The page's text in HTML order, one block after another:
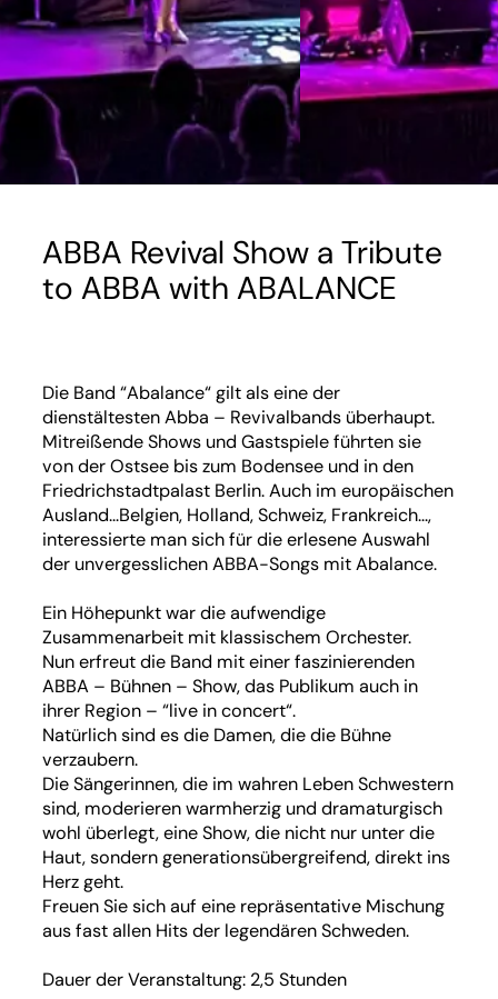
ABBA Revival Show a Tribute
to ABBA with ABALANCE
Die Band “Abalance“ gilt als eine der
dienstältesten Abba – Revivalbands überhaupt.
Mitreißende Shows und Gastspiele führten sie
von der Ostsee bis zum Bodensee und in den
Friedrichstadtpalast Berlin. Auch im europäischen
Ausland…Belgien, Holland, Schweiz, Frankreich…,
interessierte man sich für die erlesene Auswahl
der unvergesslichen ABBA-Songs mit Abalance.
Ein Höhepunkt war die aufwendige
Zusammenarbeit mit klassischem Orchester.
Nun erfreut die Band mit einer faszinierenden
ABBA – Bühnen – Show, das Publikum auch in
ihrer Region – “live in concert“.
Natürlich sind es die Damen, die die Bühne
verzaubern.
Die Sängerinnen, die im wahren Leben Schwestern
sind, moderieren warmherzig und dramaturgisch
wohl überlegt, eine Show, die nicht nur unter die
Haut, sondern generationsübergreifend, direkt ins
Herz geht.
Freuen Sie sich auf eine repräsentative Mischung
aus fast allen Hits der legendären Schweden.
Dauer der Veranstaltung: 2,5 Stunden